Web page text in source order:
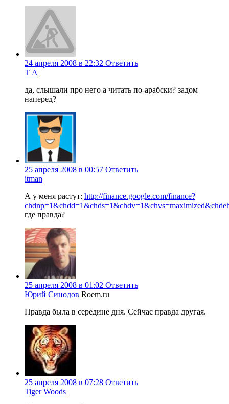
24 апреля 2008 в 22:32 Ответить
Т А
да, слышали про него а читать по-арабски? задом
наперед?
25 апреля 2008 в 00:57 Ответить
itman
А у меня растут: http://finance.google.com/finance?
где правда?
25 апреля 2008 в 01:02 Ответить
Юрий Синодов Roem.ru
Правда была в середине дня. Сейчас правда другая.
25 апреля 2008 в 07:28 Ответить
Tiger Woods